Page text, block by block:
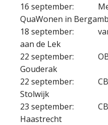
16 september:
QuaWonen in
18 september:
aan de Lek
22 september:
Gouderak
22 september: CBS
Stolwijk
23 september:
Haastrecht